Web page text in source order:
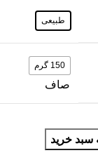
طبیعی
150 گرم
صاف
سبد خرید